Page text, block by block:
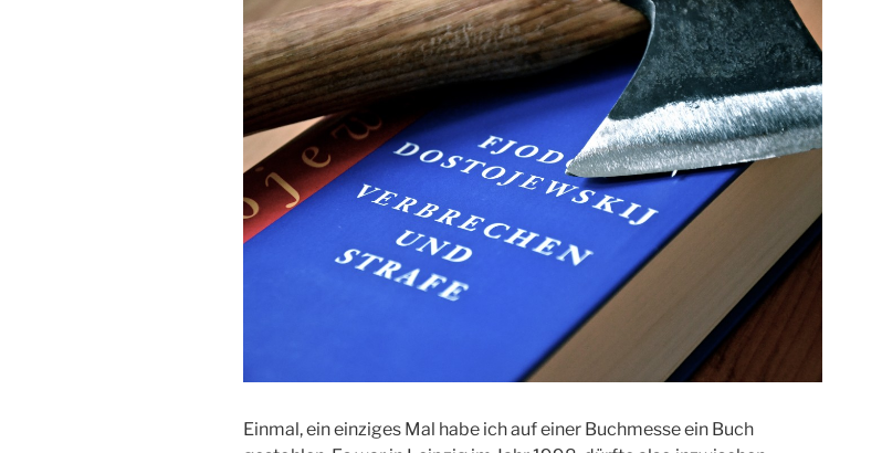
Einmal, ein einziges Mal habe ich auf einer Buchmesse ein Buch